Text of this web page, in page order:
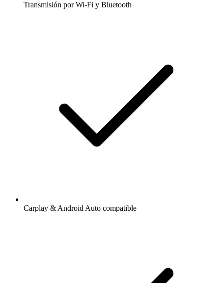
Transmisión por Wi-Fi y Bluetooth
Carplay & Android Auto compatible